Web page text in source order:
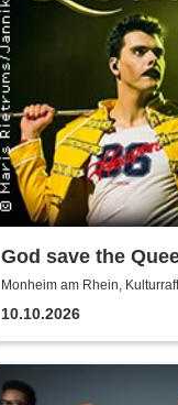
God save the
Revival Band
Monheim am Rhein,
10.10.2026